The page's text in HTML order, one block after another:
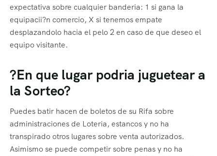
expectativa sobre cualquier banderia: 1 si gana la
equipacii?n comercio, X si tenemos empate
desplazandolo hacia el pelo 2 en caso de que deseo el
equipo visitante.
?En que lugar podria juguetear a
la Sorteo?
Puedes batir hacen de boletos de su Rifa sobre
administraciones de Loteria, estancos y no ha
transpirado otros lugares sobre venta autorizados.
Asimismo se puede competir sobre penas y no ha